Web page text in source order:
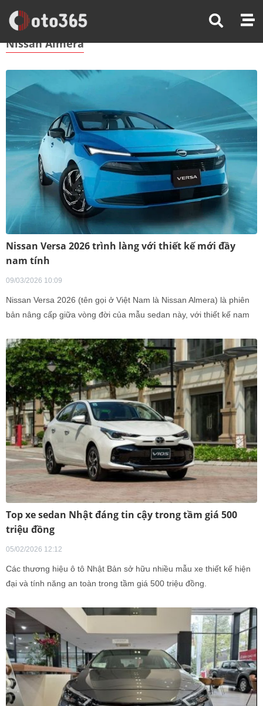
Trang Chủ Nissan Almera
Nissan Almera
Nissan Versa 2026 trình làng với thiết kế mới đầy
nam tính
09/03/2026 10:09
Nissan Versa 2026 (tên gọi ở Việt Nam là Nissan Almera) là phiên
bản nâng cấp giữa vòng đời của mẫu sedan này, với thiết kế nam
Top xe sedan Nhật đáng tin cậy trong tầm giá 500
triệu đồng
05/02/2026 12:12
Các thương hiệu ô tô Nhật Bản sở hữu nhiều mẫu xe thiết kế hiện
đại và tính năng an toàn trong tầm giá 500 triệu đồng.